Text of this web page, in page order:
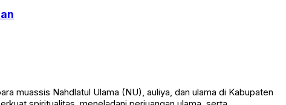
muassis Nahdlatul Ulama (NU), auliya, dan ulama di Kabupaten